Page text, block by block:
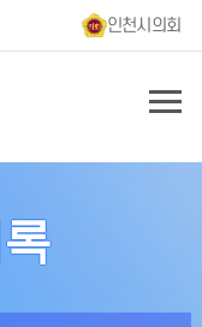
인천시의회